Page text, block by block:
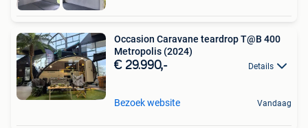
Occasion Caravane teardrop T@B 400
Metropolis (2024)
€ 29.990,- Details
Bezoek website Vandaag